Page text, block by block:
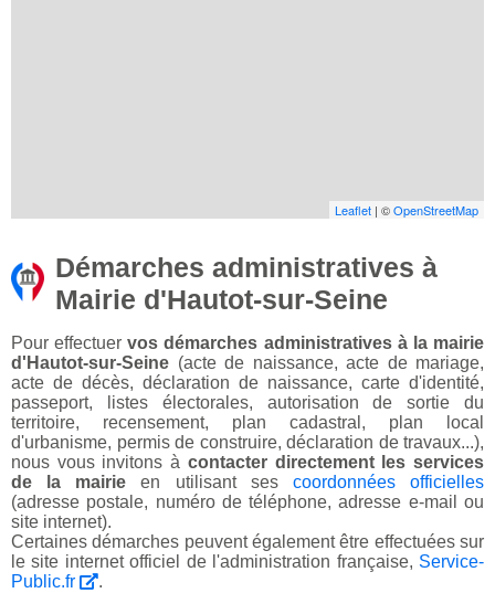
Leaflet | ©OpenStreetMap
Démarches administratives à
Mairie d'Hautot-sur-Seine
Pour effectuervos démarches administratives à la mairie
d'Hautot-sur-Seine (acte de naissance, acte de mariage,
acte de décès, déclaration de naissance, carte d'identité,
passeport, listes électorales, autorisation de sortie du
territoire, recensement, plan cadastral, plan local
d'urbanisme, permis de construire, déclaration de travaux...),
nous vous invitons à contacter directement les services
de la mairie en utilisant ses coordonnées officielles
(adresse postale, numéro de téléphone, adresse e-mail ou
site internet).
Certaines démarches peuvent également être effectuées sur
le site internet officiel de l'administration française, Service-
Public.fr
.